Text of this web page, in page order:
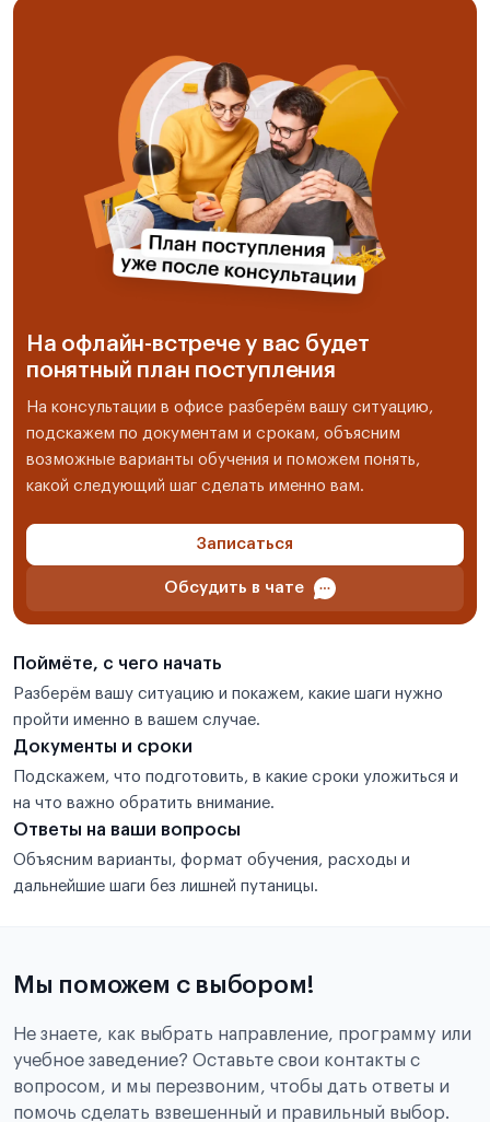
На офлайн-встрече у вас будет
понятный план поступления
На консультации в офисе разберём вашу ситуацию,
подскажем по документам и срокам, объясним
возможные варианты обучения и поможем понять,
какой следующий шаг сделать именно вам.
Записаться
Обсудить в чате
Поймёте, с чего начать
Разберём вашу ситуацию и покажем, какие шаги нужно
пройти именно в вашем случае.
Документы и сроки
Подскажем, что подготовить, в какие сроки уложиться и
на что важно обратить внимание.
Ответы на ваши вопросы
Объясним варианты, формат обучения, расходы и
дальнейшие шаги без лишней путаницы.
Мы поможем с выбором!
Не знаете, как выбрать направление, программу или
учебное заведение? Оставьте свои контакты с
вопросом, и мы перезвоним, чтобы дать ответы и
помочь сделать взвешенный и правильный выбор.